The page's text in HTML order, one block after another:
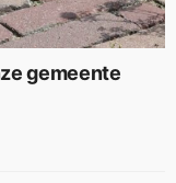
gemeente